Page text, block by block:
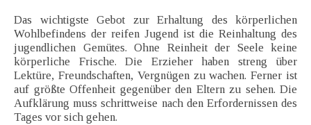
Das wichtigste Gebot zur Erhaltung des körperlichen
Wohlbefindens der reifen Jugend ist die Reinhaltung des
jugendlichen Gemütes. Ohne Reinheit der Seele keine
körperliche Frische. Die Erzieher haben streng über
Lektüre, Freundschaften, Vergnügen zu wachen. Ferner ist
auf größte Offenheit gegenüber den Eltern zu sehen. Die
Aufklärung muss schrittweise nach den Erfordernissen des
Tages vor sich gehen.